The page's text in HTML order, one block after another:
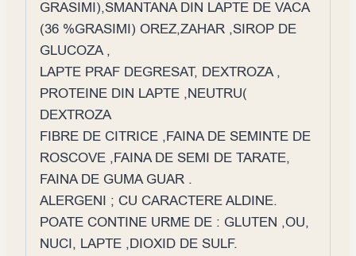
GRASIMI),SMANTANA DIN LAPTE DE VACA
(36 %GRASIMI) OREZ,ZAHAR ,SIROP DE
GLUCOZA ,
LAPTE PRAF DEGRESAT, DEXTROZA ,
PROTEINE DIN LAPTE ,NEUTRU(
DEXTROZA
FIBRE DE CITRICE ,FAINA DE SEMINTE DE
ROSCOVE ,FAINA DE SEMI DE TARATE,
FAINA DE GUMA GUAR .
ALERGENI ; CU CARACTERE ALDINE.
POATE CONTINE URME DE : GLUTEN ,OU,
NUCI, LAPTE ,DIOXID DE SULF.